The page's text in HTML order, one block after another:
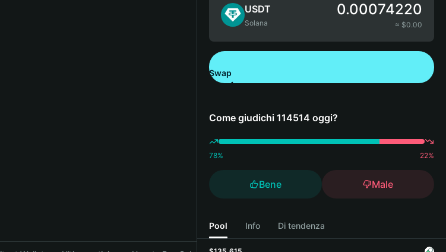
USDT
Solana
0.00074220
≈ $0.00
Swap
Come giudichi 114514 oggi?
78% 22%
Bene Male
Pool Info Di tendenza